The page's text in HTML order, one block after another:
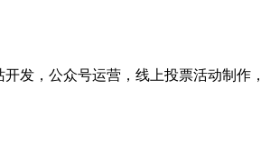
发，公众号运营，线上投票活动制